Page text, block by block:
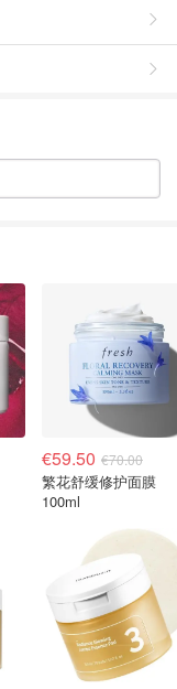
€59.50 €70.00
繁花舒缓修护面膜
100ml